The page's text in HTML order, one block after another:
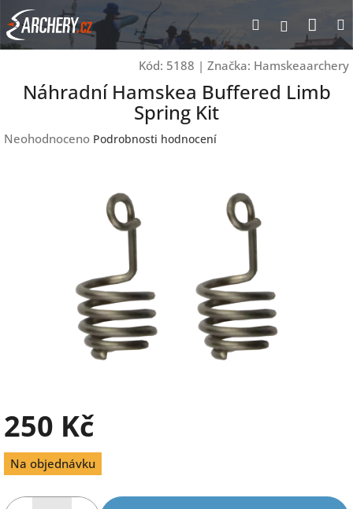
Přejít
na
obsah
Hledat
Kód: 5188 | Značka: Hamskeaarchery
Náhradní Hamskea Buffered Limb
Spring Kit
Průměrné
Neohodnoceno Podrobnosti hodnocení
250 Kč
Měrná
cena:
Na objednávku